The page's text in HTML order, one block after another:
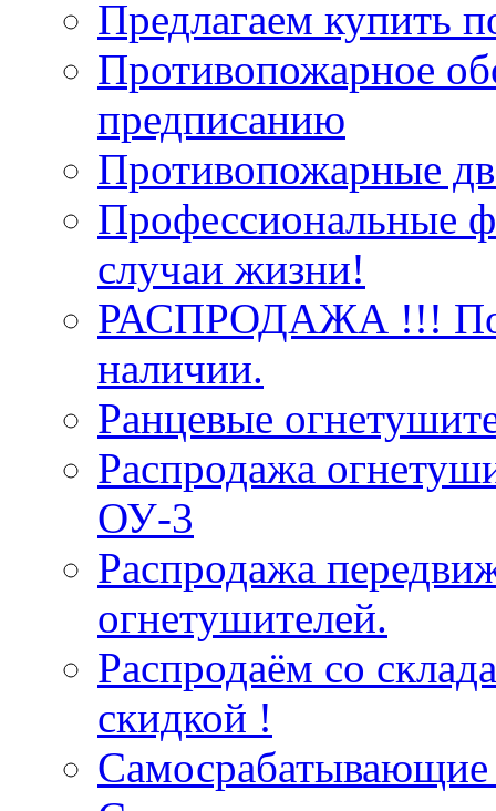
Предлагаем купить
Противопожарное
предписанию
Противопожарные
Профессиональные
случаи жизни!
РАСПРОДАЖА !!!
наличии.
Ранцевые
Распродажа
ОУ-3
Распродажа
огнетушителей.
Распродаём со
скидкой !
Самосрабатывающие